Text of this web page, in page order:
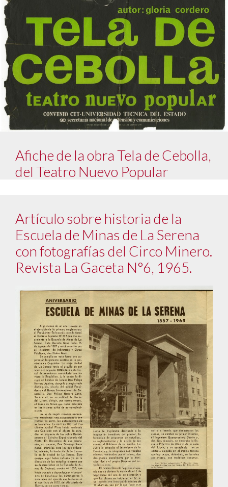
Afiche de la obra Tela de Cebolla,
del Teatro Nuevo Popular
Artículo sobre historia de la
Escuela de Minas de La Serena
con fotografías del Circo Minero.
Revista La Gaceta N°6, 1965.